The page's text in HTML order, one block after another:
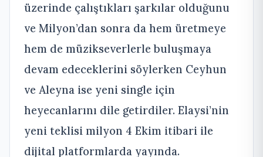
üzerinde çalıştıkları şarkılar olduğunu
ve Milyon’dan sonra da hem üretmeye
hem de müzikseverlerle buluşmaya
devam edeceklerini söylerken Ceyhun
ve Aleyna ise yeni single için
heyecanlarını dile getirdiler. Elaysi’nin
yeni teklisi milyon 4 Ekim itibari ile
dijital platformlarda yayında.